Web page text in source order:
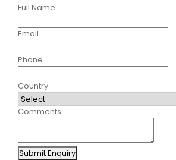
Full Name
Email
Phone
Country
Comments
Submit Enquiry